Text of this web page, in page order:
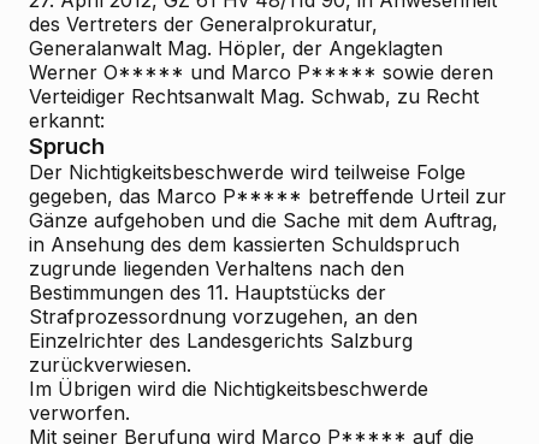
des Vertreters der Generalprokuratur,
Generalanwalt Mag. Höpler, der Angeklagten
Werner O***** und Marco P***** sowie deren
Verteidiger Rechtsanwalt Mag. Schwab, zu Recht
erkannt:
Spruch
Der Nichtigkeitsbeschwerde wird teilweise Folge
gegeben, das Marco P***** betreffende Urteil zur
Gänze aufgehoben und die Sache mit dem Auftrag,
in Ansehung des dem kassierten Schuldspruch
zugrunde liegenden Verhaltens nach den
Bestimmungen des 11. Hauptstücks der
Strafprozessordnung vorzugehen, an den
Einzelrichter des Landesgerichts Salzburg
zurückverwiesen.
Im Übrigen wird die Nichtigkeitsbeschwerde
verworfen.
Mit seiner Berufung wird Marco P***** auf die